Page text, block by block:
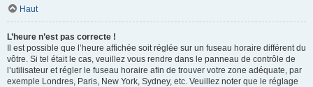
Haut
L’heure n’est pas correcte !
Il est possible que l’heure affichée soit réglée sur un fuseau horaire différent du
vôtre. Si tel était le cas, veuillez vous rendre dans le panneau de contrôle de
l’utilisateur et régler le fuseau horaire afin de trouver votre zone adéquate, par
exemple Londres, Paris, New York, Sydney, etc. Veuillez noter que le réglage